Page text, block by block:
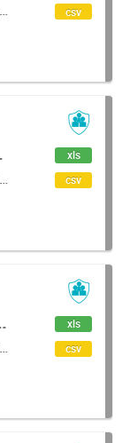
csv
xls
csv
xls
csv